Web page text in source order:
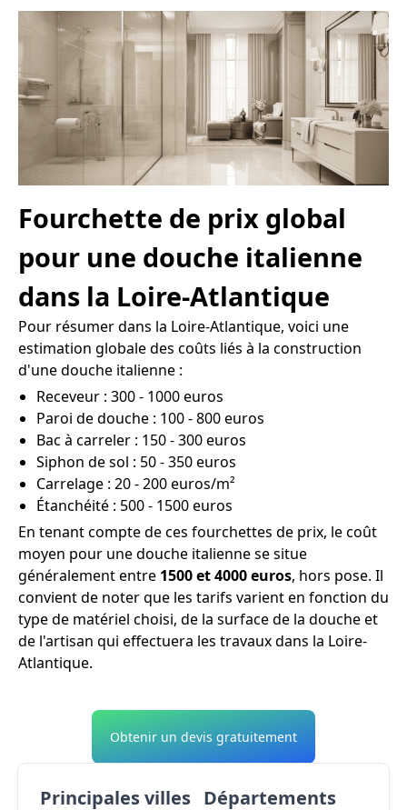
Fourchette de prix global
pour une douche italienne
dans la Loire-Atlantique
Pour résumer dans la Loire-Atlantique, voici une
estimation globale des coûts liés à la construction
d'une douche italienne :
Receveur : 300 - 1000 euros
Paroi de douche : 100 - 800 euros
Bac à carreler : 150 - 300 euros
Siphon de sol : 50 - 350 euros
Carrelage : 20 - 200 euros/m²
Étanchéité : 500 - 1500 euros
En tenant compte de ces fourchettes de prix, le coût
moyen pour une douche italienne se situe
généralement entre 1500 et 4000 euros, hors pose. Il
convient de noter que les tarifs varient en fonction du
type de matériel choisi, de la surface de la douche et
de l'artisan qui effectuera les travaux dans la Loire-
Atlantique.
Obtenir un devis gratuitement
Principales villes Départements